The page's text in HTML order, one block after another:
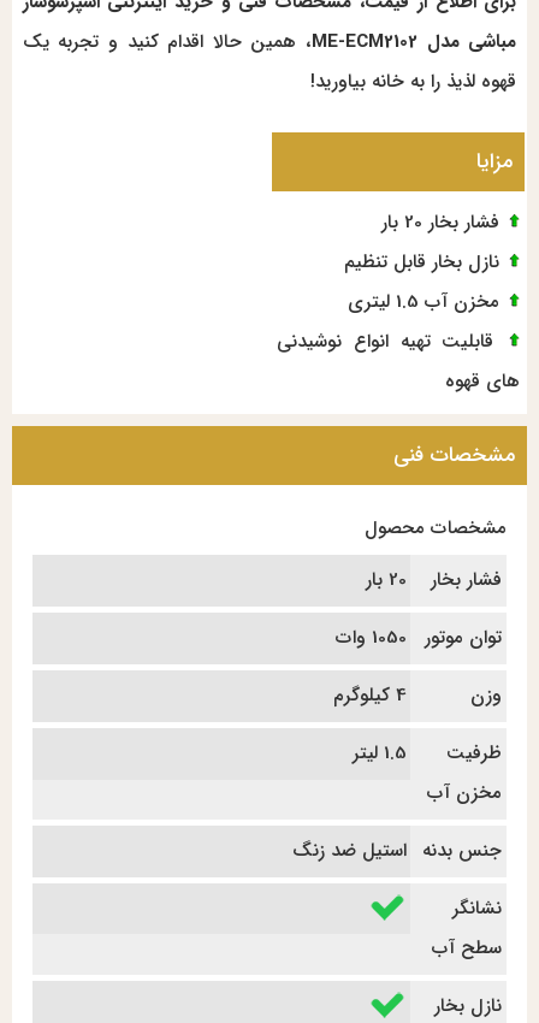
مباشی مدل ME-ECM2102
، همین حالا اقدام کنید و تجربه یک
قهوه لذیذ را به خانه بیاورید!
مزایا
فشار بخار 20 بار
نازل بخار قابل تنظیم
مخزن آب 1.5 لیتری
قابلیت تهیه انواع نوشیدنی
های قهوه
مشخصات فنی
مشخصات محصول
فشار بخار
20 بار
توان موتور
1050 وات
وزن
4 کیلوگرم
ظرفیت
مخزن آب
1.5 لیتر
جنس بدنه استیل ضد زنگ
نشانگر
سطح آب
نازل بخار